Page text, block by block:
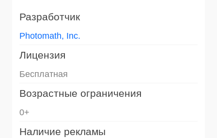
Разработчик
Photomath, Inc.
Лицензия
Бесплатная
Возрастные ограничения
0+
Наличие рекламы